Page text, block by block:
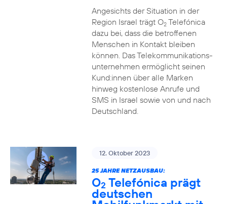
Angesichts der Situation in der
Region Israel trägt O2Telefónica
dazu bei, dass die betroffenen
Menschen in Kontakt bleiben
können. Das Telekommunikations­
unternehmen ermöglicht seinen
Kund:innen über alle Marken
hinweg kostenlose Anrufe und
SMS in Israel sowie von und nach
Deutschland.
12. Oktober 2023
25 JAHRE NETZAUSBAU:
O2 Telefónica prägt
deutschen